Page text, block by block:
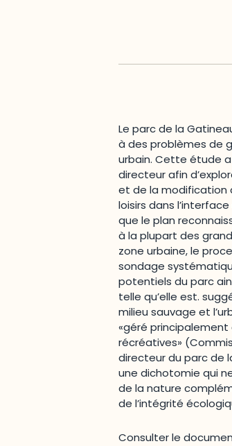
Le parc de la
à des problèmes de
urbain.Cette étude a
directeur afin
et de la modification
loisirs dans
que le plan
à la plupart des
zone urbaine, le
sondage
potentiels du parc
telle qu’elle est.
milieu sauvage et
«géré
récréatives»
directeur du parc de
une dichotomie qui
de la nature
de l’intégrité
Consulter le